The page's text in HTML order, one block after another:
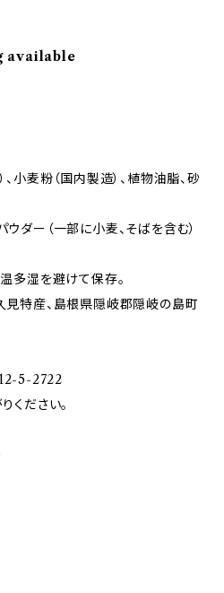
available
麦粉（国内製造）、植物油脂、砂
部に小麦、そばを含む）
湿を避けて保存。
産、島根県隠岐郡隠岐の島町
5-2722
ください。